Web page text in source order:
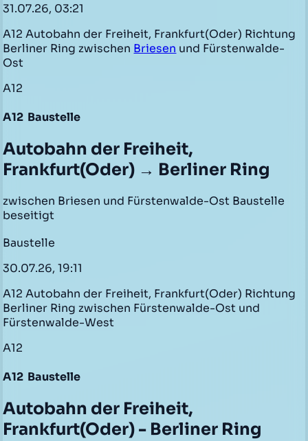
31.07.26, 03:21
A12 Autobahn der Freiheit, Frankfurt(Oder) Richtung
Berliner Ring zwischen Briesen und Fürstenwalde-
Ost
A12
A12 Baustelle
Autobahn der Freiheit,
Frankfurt(Oder) → Berliner Ring
zwischen Briesen und Fürstenwalde-Ost Baustelle
beseitigt
Baustelle
30.07.26, 19:11
A12 Autobahn der Freiheit, Frankfurt(Oder) Richtung
Berliner Ring zwischen Fürstenwalde-Ost und
Fürstenwalde-West
A12
A12 Baustelle
Autobahn der Freiheit,
Frankfurt(Oder) - Berliner Ring